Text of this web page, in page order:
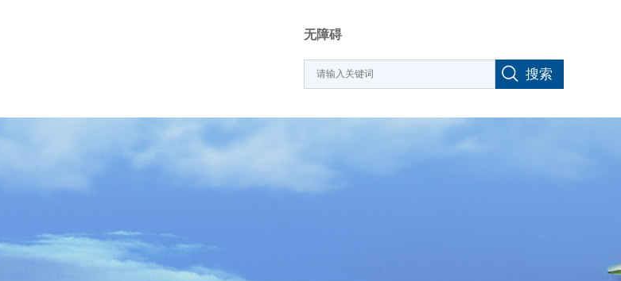
无障碍
搜索